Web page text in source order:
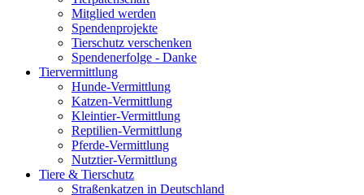
Mitglied werden
Spendenprojekte
Tierschutz verschenken
Spendenerfolge - Danke
Tiervermittlung
Hunde-Vermittlung
Katzen-Vermittlung
Kleintier-Vermittlung
Reptilien-Vermittlung
Pferde-Vermittlung
Nutztier-Vermittlung
Tiere & Tierschutz
Straßenkatzen in Deutschland